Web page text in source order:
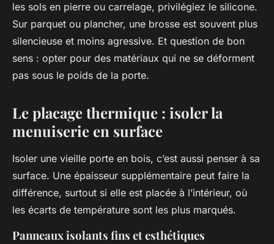
les sols en pierre ou carrelage, privilégiez le silicone.
Sur parquet ou plancher, une brosse est souvent plus
silencieuse et moins agressive. Et question de bon
sens : opter pour des matériaux qui ne se déforment
pas sous le poids de la porte.
Le placage thermique : isoler la
menuiserie en surface
Isoler une vieille porte en bois, c’est aussi penser à sa
surface. Une épaisseur supplémentaire peut faire la
différence, surtout si elle est placée à l’intérieur, où
les écarts de température sont les plus marqués.
Panneaux isolants fins et esthétiques